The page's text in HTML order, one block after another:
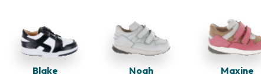
Blake Noah Maxine